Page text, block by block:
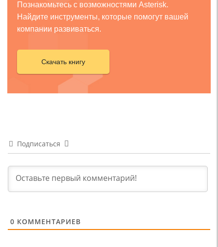
Познакомьтесь с возможностями Asterisk.
Найдите инструменты, которые помогут вашей
компании развиваться.
Скачать книгу
Подписаться
0 КОММЕНТАРИЕВ